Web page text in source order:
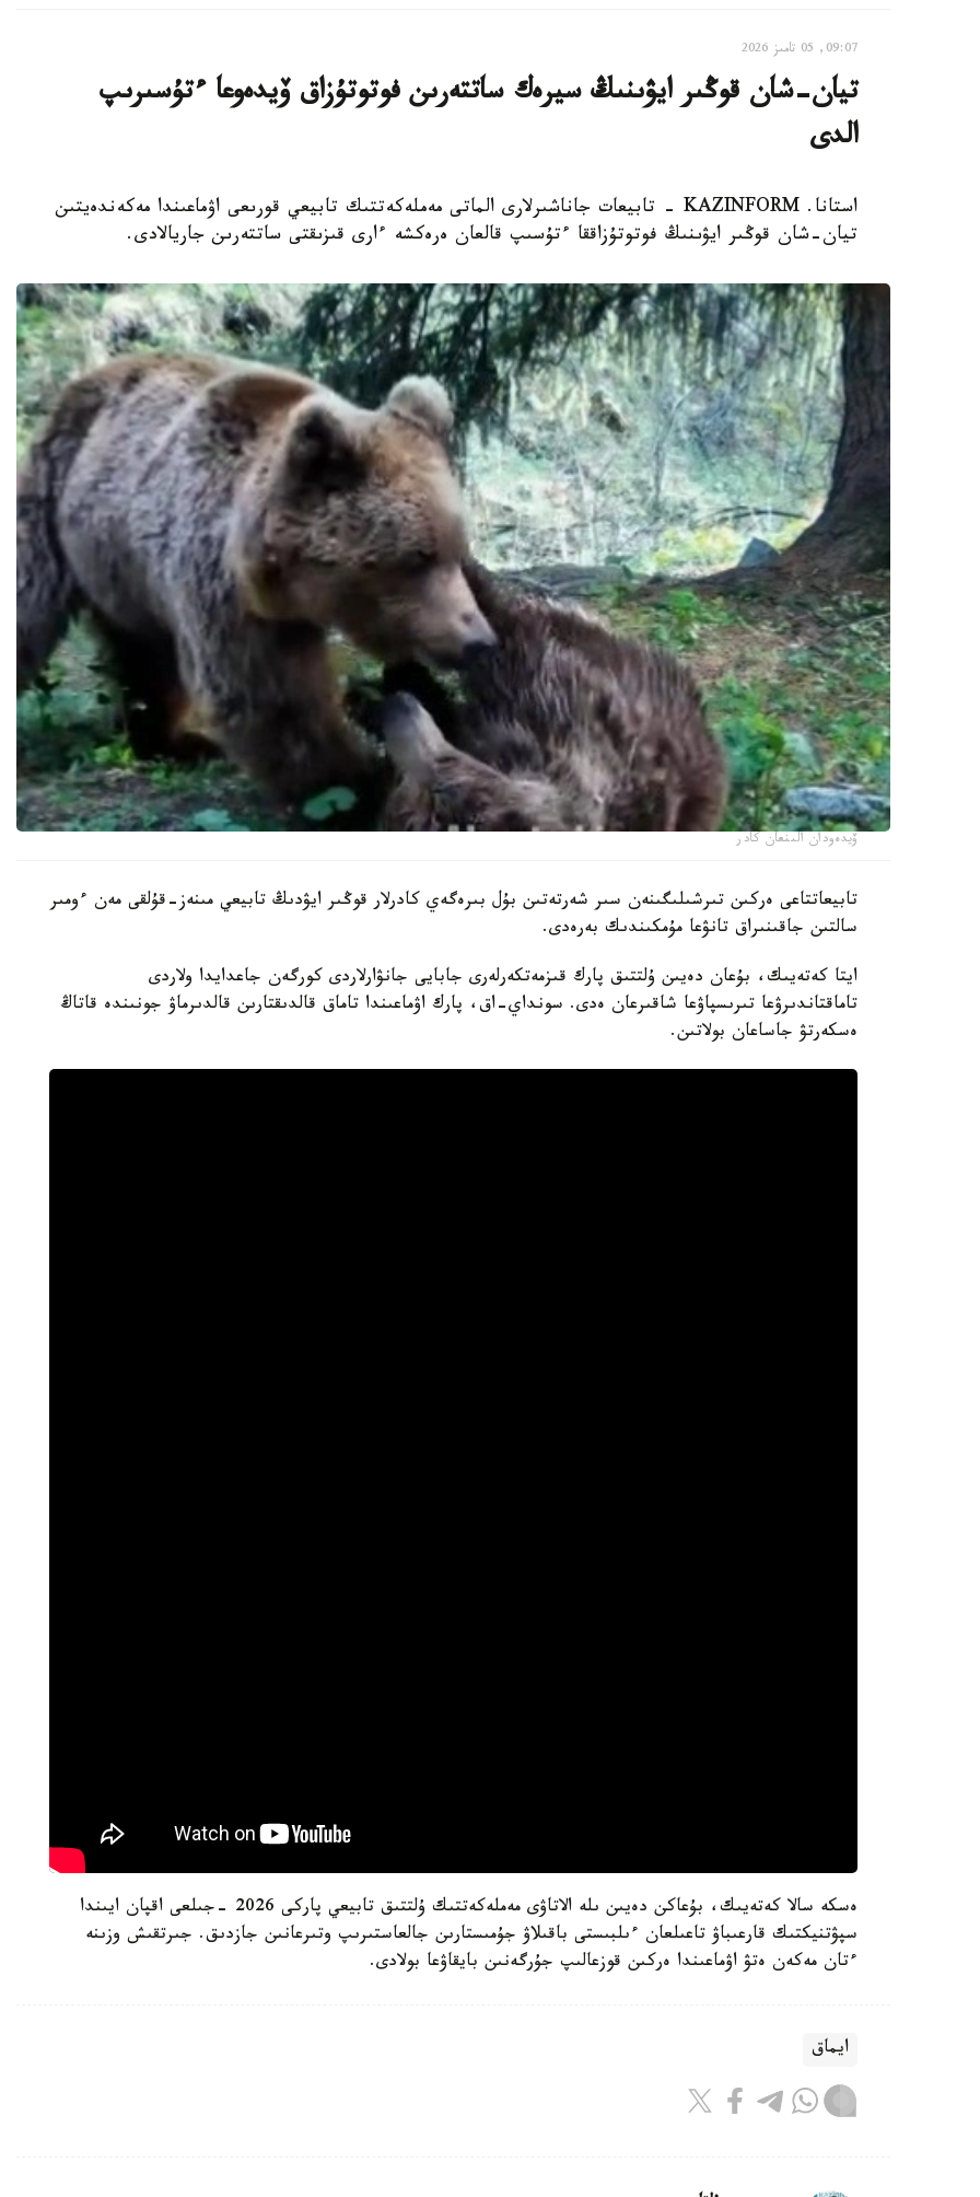
09:07, 05 تامىز 2026
تيان-شان قوڭىر ايۋىنىڭ سيرەك ساتتەرىن فوتوتۇزاق ۆيدەوعا ءتۇسىرىپ
الدى
استانا. KAZINFORM - تابيعات جاناشىرلارى الماتى مەملەكەتتىك تابيعي قورىعى اۋماعىندا مەكەندەيتىن
تيان-شان قوڭىر ايۋىنىڭ فوتوتۇزاققا ءتۇسىپ قالعان ەرەكشە ءارى قىزىقتى ساتتەرىن جاريالادى.
ۆيدەودان الىنعان كادر
تابيعاتتاعى ەركىن تىرشىلىگىنەن سىر شەرتەتىن بۇل بىرەگەي كادرلار قوڭىر ايۋدىڭ تابيعي مىنەز-قۇلقى مەن ءومىر
سالتىن جاقىنىراق تانۋعا مۇمكىندىك بەرەدى.
ايتا كەتەيىك، بۇعان دەيىن ۇلتتىق پارك قىزمەتكەرلەرى جابايى جانۋارلاردى كورگەن جاعدايدا ولاردى
تاماقتاندىرۋعا تىرىسپاۋعا شاقىرعان ەدى. سونداي-اق، پارك اۋماعىندا تاماق قالدىقتارىن قالدىرماۋ جونىندە قاتاڭ
ەسكەرتۋ جاساعان بولاتىن.
ەسكە سالا كەتەيىك، بۇعاكن دەيىن ىلە الاتاۋى مەملەكەتتىك ۇلتتىق تابيعي پاركى 2026 -جىلعى اقپان ايىندا
سپۋتنيكتىك قارعىباۋ تاعىلعان ءىلبىستى باقىلاۋ جۇمىستارىن جالعاستىرىپ وتىرعانىن جازدىق. جىرتقىش وزىنە
ءتان مەكەن ەتۋ اۋماعىندا ەركىن قوزعالىپ جۇرگەنىن بايقاۋعا بولادى.
ايماق